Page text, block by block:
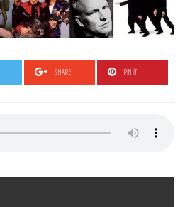
SHARE PIN IT